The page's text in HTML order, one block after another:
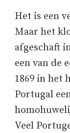
Het is een
Maar het
afgeschaft
een van de
1869 in het
Portugal
Veel